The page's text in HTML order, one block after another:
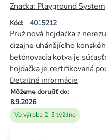
Kód: 4015212
hodnotenie
produktu
je
0,0
z
5
hviezdičiek.
Značka: Playground System
Vo výrobe 2-3 týždne
Môžeme doručiť do:
8.9.2026
Pružinová hojdačka z
dizajne uhánějícího
betónovacia kotva je
hojdačka je certifikovaná
Detailné informácie